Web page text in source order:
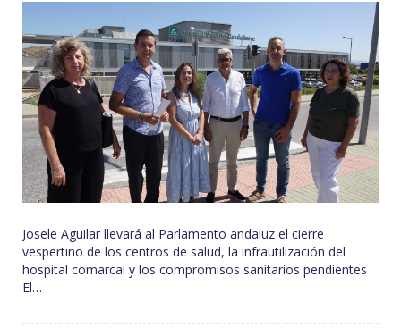
Josele Aguilar llevará al Parlamento andaluz el cierre
vespertino de los centros de salud, la infrautilización del
hospital comarcal y los compromisos sanitarios pendientes
El…